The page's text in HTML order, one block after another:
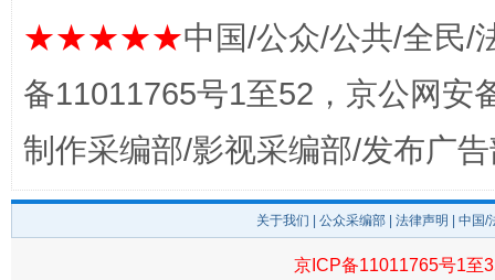
完善运行机制助力责任有效落实 一纸欠
★★★★★中国/公众/公共/全民/
备11011765号1至52，京公网安
制作采编部/影视采编部/发布广
关于我们 公众采编部 法律声明 | 中国
京ICP备11011765号1至